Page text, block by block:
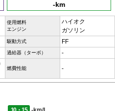
-km
使用燃料
エンジン
ハイオク
ガソリン
駆動方式 FF
過給器（ターボ） -
燃費性能 -